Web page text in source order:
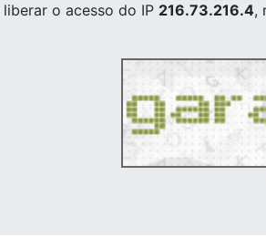
liberar o acesso do IP 216.73.216.4,